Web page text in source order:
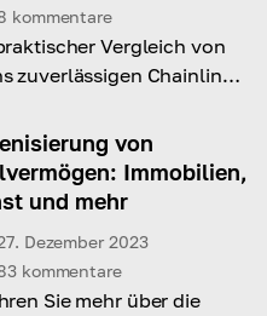
kommentare
Vergleich von
zuverlässigen Chainlink
und
Funktionen, damit Sie
auswählen
von
Immobilien,
und mehr
Dezember 2023
kommentare
Sie mehr über die